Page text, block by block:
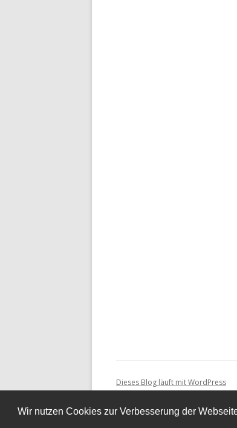
Wir nutzen Cookies zur Verbesserung der
Dieses Blog läuft mit WordPress